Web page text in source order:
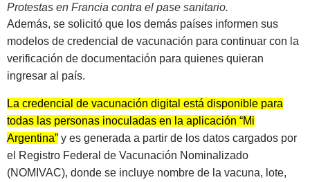
Protestas en Francia contra el pase sanitario.
Además, se solicitó que los demás países informen sus
modelos de credencial de vacunación para continuar con la
verificación de documentación para quienes quieran
ingresar al país.
La credencial de vacunación digital está disponible para
todas las personas inoculadas en la aplicación “Mi
Argentina” y es generada a partir de los datos cargados por
el Registro Federal de Vacunación Nominalizado
(NOMIVAC), donde se incluye nombre de la vacuna, lote,